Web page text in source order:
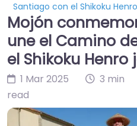
Santiago con el Shikoku
Mojón
une el Camino
el Shikoku Henro
1 Mar 2025
3 min
read